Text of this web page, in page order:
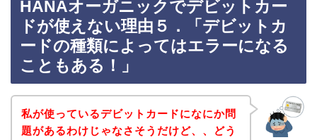
HANAオーガニックでデビットカー
ドが使えない理由５．「デビットカ
ードの種類によってはエラーになる
こともある！」
私が使っているデビットカードになにか問
題があるわけじゃなさそうだけど、、どう